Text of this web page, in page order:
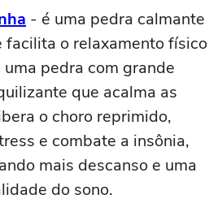
- é uma pedra calmante
facilita o relaxamento físico
uma pedra com grande
que acalma as
o choro reprimido,
e combate a insônia,
mais descanso e uma
do sono.